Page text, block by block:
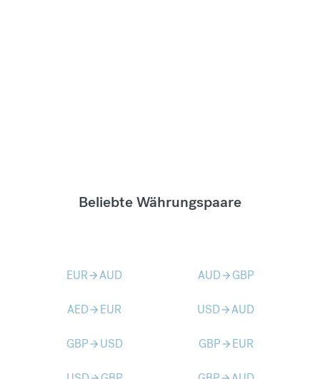
Beliebte Währungspaare
EURarrow_forwardAUD AUDarrow_forward GBP
AEDarrow_forward EUR USDarrow_forwardAUD
GBParrow_forward USD GBParrow_forward EUR